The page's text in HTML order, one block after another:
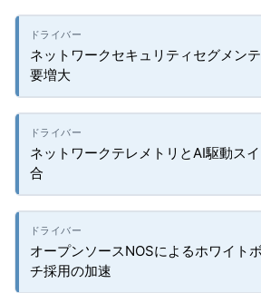
ネットワークセキュリティセグメン
要増大
ネットワークテレメトリとAI駆動ス
合
オープンソースNOSによるホワイト
チ採用の加速